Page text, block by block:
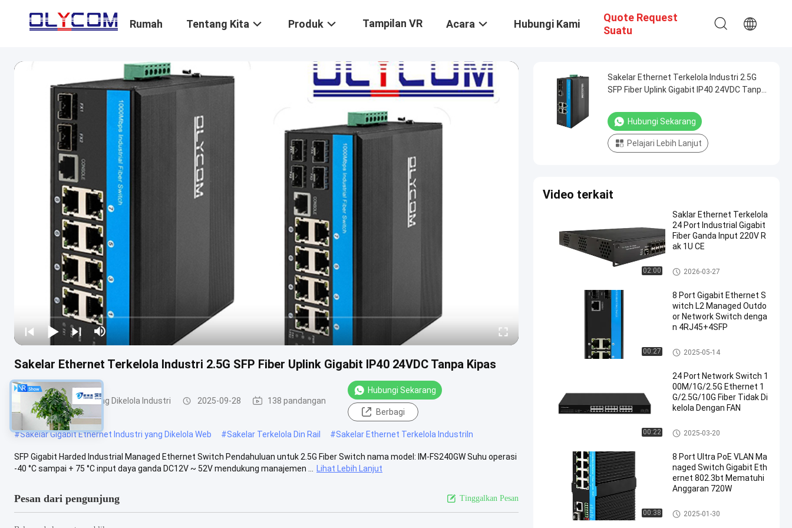
Rumah Tentang Kita Produk Tampilan VR Acara Hubungi Kami
Quote Request
Suatu
Sakelar Ethernet Terkelola Industri 2.5G SFP Fiber Uplink Gigabit IP40 24VDC Tanpa Kipas
Sakelar Ethernet yang Dikelola Industri 2025-09-28 138 pandangan
Hubungi Sekarang
Berbagi
#Sakelar Gigabit Ethernet Industri yang Dikelola Web #Sakelar Terkelola Din Rail #Sakelar Ethernet Terkelola IndustriIn
SFP Gigabit Harded Industrial Managed Ethernet Switch Pendahuluan untuk 2.5G Fiber Switch nama model: IM-FS240GW Suhu operasi
-40 °C sampai + 75 °C input daya ganda DC12V ~ 52V mendukung manajemen ...
Lihat Lebih Lanjut
Pesan dari pengunjung Tinggalkan Pesan
Sakelar Ethernet Terkelola Industri 2.5G
SFP Fiber Uplink Gigabit IP40 24VDC Tanpa
Hubungi Sekarang
Pelajari Lebih Lanjut
Video terkait
02:00
Saklar Ethernet Terkelola
24 Port Industrial Gigabit
Fiber Ganda Input 220V R
ak 1U CE
Sakelar Ethernet yang Dikelola
Industri
2026-03-27
00:27
8 Port Gigabit Ethernet S
witch L2 Managed Outdo
or Network Switch denga
n 4RJ45+4SFP
Sakelar Ethernet yang Dikelola
Industri
2025-05-14
00:22
24 Port Network Switch 1
00M/1G/2.5G Ethernet 1
G/2.5G/10G Fiber Tidak Di
kelola Dengan FAN
Sakelar Ethernet Serat Optik
2025-03-20
00:38
8 Port Ultra PoE VLAN Ma
naged Switch Gigabit Eth
ernet 802.3bt Mematuhi
Anggaran 720W
Sakelar POE yang Dikelola Ind
ustri
2025-01-30